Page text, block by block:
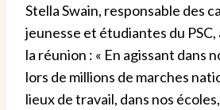
Stella Swain, responsable des
jeunesse et étudiantes du PSC,
la réunion : « En agissant dans
lors de millions de marches
lieux de travail, dans nos